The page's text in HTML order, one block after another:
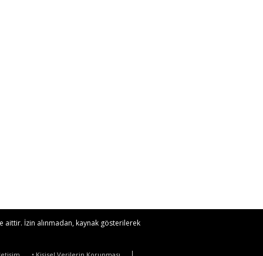
aittir. İzin alınmadan, kaynak gösterilerek